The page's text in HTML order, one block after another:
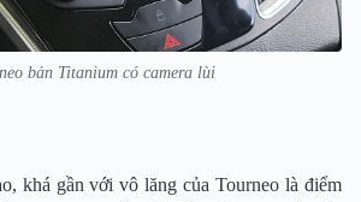
bản Titanium có camera lùi
khá gần với vô lăng của Tourneo là điểm